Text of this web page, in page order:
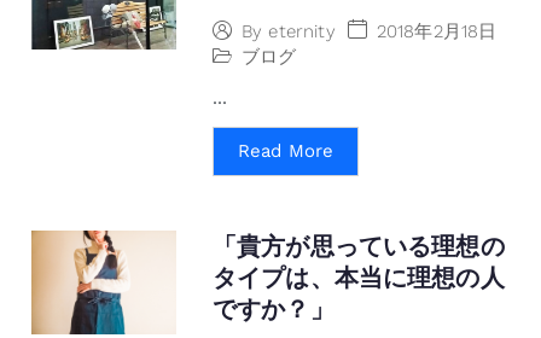
By eternity
2018年2月18日
ブログ
...
Read More
「貴方が思っている理想の
タイプは、本当に理想の人
ですか？」